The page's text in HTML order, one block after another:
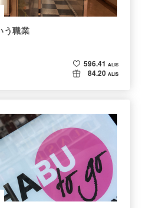
う職業
596.41 ALIS
84.20 ALIS